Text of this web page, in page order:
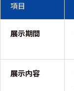
センサ
ル
アンプ
項目
展示期間
展示内容